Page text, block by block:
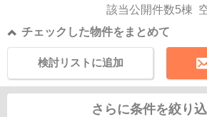
該当公開件数5棟
チェックした物件をまとめて
検討リストに追加
さらに条件を絞り